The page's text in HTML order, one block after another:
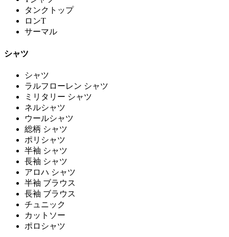
タンクトップ
ロンT
サーマル
シャツ
シャツ
ラルフローレン シャツ
ミリタリー シャツ
ネルシャツ
ウールシャツ
総柄 シャツ
ポリシャツ
半袖 シャツ
長袖 シャツ
アロハ シャツ
半袖 ブラウス
長袖 ブラウス
チュニック
カットソー
ポロシャツ